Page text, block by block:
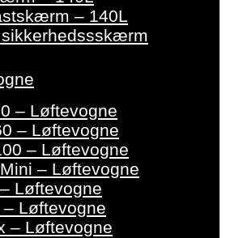
– 140L
sikkerhedssskærm
– Løftevogne
– Løftevogne
– Løftevogne
– Løftevogne
Løftevogne
Løftevogne
– Løftevogne